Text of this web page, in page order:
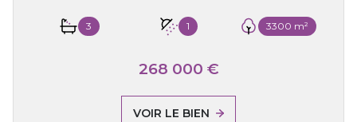
3 1 3300 m²
268 000 €
VOIR LE BIEN